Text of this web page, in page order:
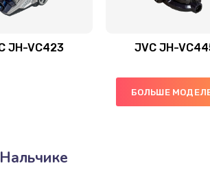
JH-VС423 JVC JH-
БОЛЬШЕ